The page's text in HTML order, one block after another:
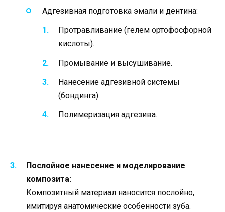
Адгезивная подготовка эмали и дентина:
Протравливание (гелем ортофосфорной
кислоты).
Промывание и высушивание.
Нанесение адгезивной системы
(бондинга).
Полимеризация адгезива.
Послойное нанесение и моделирование
композита:
Композитный материал наносится послойно,
имитируя анатомические особенности зуба.